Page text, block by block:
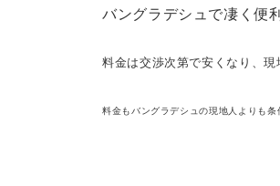
バングラデシュで凄く便
料金は交渉次第で安くなり、
料金もバングラデシュの現地人よりも条